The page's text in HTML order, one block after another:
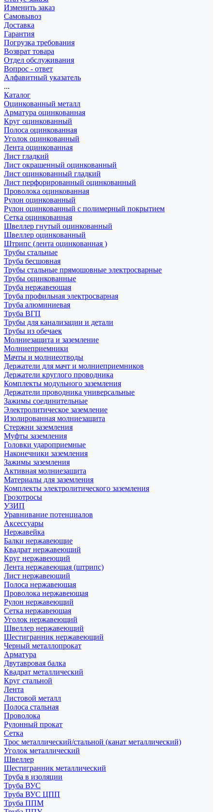
Изменить заказ
Самовывоз
Доставка
Гарантия
Погрузка требования
Возврат товара
Отдел обслуживания
Вопрос - ответ
Алфавитный указатель
...
Каталог
Оцинкованный металл
Арматура оцинкованная
Круг оцинкованный
Полоса оцинкованная
Уголок оцинкованный
Лента оцинкованная
Лист гладкий
Лист окрашенный оцинкованный
Лист оцинкованный гладкий
Лист перфорированный оцинкованный
Проволока оцинкованная
Рулон оцинкованный
Рулон оцинкованный с полимерный покрытием
Сетка оцинкованная
Швеллер гнутый оцинкованный
Швеллер оцинкованный
Штрипс (лента оцинкованная )
Трубы стальные
Труба бесшовная
Трубы стальные прямошовные электросварные
Трубы оцинкованные
Труба нержавеющая
Труба профильная электросварная
Труба алюминиевая
Труба ВГП
Трубы для канализации и детали
Трубы из обечаек
Молниезащита и заземление
Молниеприемники
Мачты и молниеотводы
Держатели для мачт и молниеприемников
Держатели круглого проводника
Комплекты модульного заземления
Держатели проводника универсальные
Зажимы соединительные
Электролитическое заземление
Изолированная молниезащита
Стержни заземления
Муфты заземления
Головки удароприемные
Наконечники заземления
Зажимы заземления
Активная молниезащита
Материалы для заземления
Комплекты электролитического заземления
Грозотросы
УЗИП
Уравнивание потенциалов
Аксессуары
Нержавейка
Балки нержавеющие
Квадрат нержавеющий
Круг нержавеющий
Лента нержавеющая (штрипс)
Лист нержавеющий
Полоса нержавеющая
Проволока нержавеющая
Рулон нержавеющий
Сетка нержавеющая
Уголок нержавеющий
Швеллер нержавеющий
Шестигранник нержавеющий
Черный металлопрокат
Арматура
Двутавровая балка
Квадрат металлический
Круг стальной
Лента
Листовой металл
Полоса стальная
Проволока
Рулонный прокат
Сетка
Трос металлический/стальной (канат металлический)
Уголок металлический
Швеллер
Шестигранник металлический
Труба в изоляции
Труба ВУС
Труба ВУС ЦПП
Труба ППМ